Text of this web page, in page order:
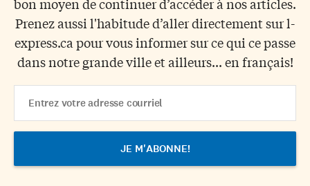
Prenez aussi l'habitude d’aller directement sur l-
express.ca pour vous informer sur ce qui ce passe
dans notre grande ville et ailleurs... en français!
Address